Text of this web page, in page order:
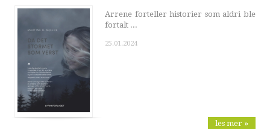
Arrene forteller historier som aldri ble
fortalt ...
25.01.2024
les mer »